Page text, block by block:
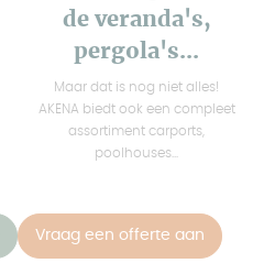
de veranda's,
pergola's...
Maar dat is nog niet alles!
AKENA biedt ook een compleet
assortiment carports,
poolhouses...
Vraag een offerte aan